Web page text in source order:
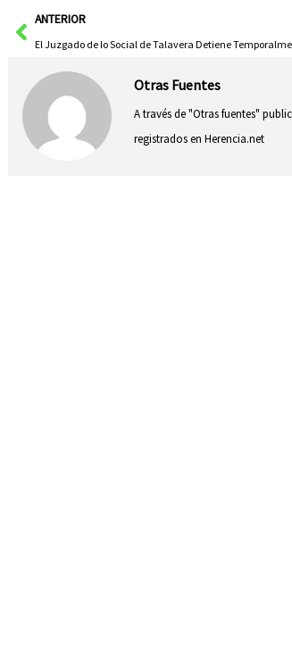
AntANTERIOR
Otras Fuentes
A través de "Otras fuentes"
registrados en Herencia.net